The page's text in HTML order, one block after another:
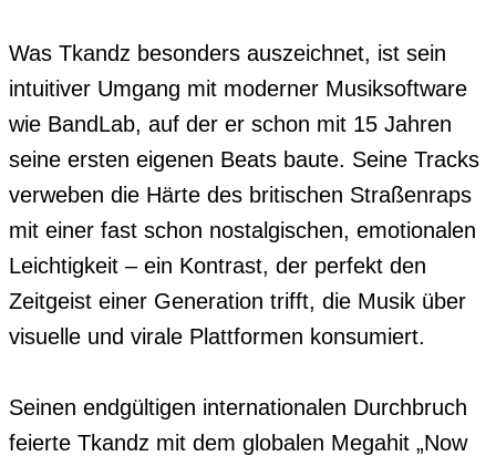
Was Tkandz besonders auszeichnet, ist sein
intuitiver Umgang mit moderner Musiksoftware
wie BandLab, auf der er schon mit 15 Jahren
seine ersten eigenen Beats baute. Seine Tracks
verweben die Härte des britischen Straßenraps
mit einer fast schon nostalgischen, emotionalen
Leichtigkeit – ein Kontrast, der perfekt den
Zeitgeist einer Generation trifft, die Musik über
visuelle und virale Plattformen konsumiert.
Seinen endgültigen internationalen Durchbruch
feierte Tkandz mit dem globalen Megahit „Now